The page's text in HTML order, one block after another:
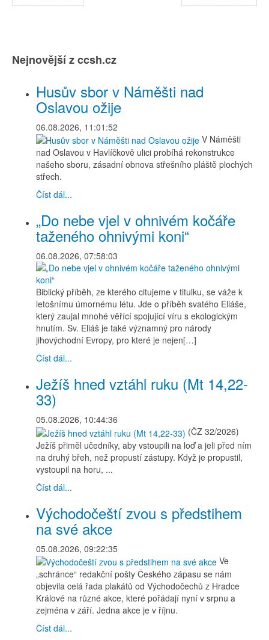
Nejnovější z ccsh.cz
Husův sbor v Náměšti nad
Oslavou ožije
06.08.2026, 11:01:52
V Náměšti
nad Oslavou v Havlíčkově ulici probíhá rekonstrukce
našeho sboru, zásadní obnova střešního pláště plochých
střech.
Číst dál...
„Do nebe vjel v ohnivém kočáře
taženého ohnivými koni“
06.08.2026, 07:58:03
Biblický příběh, ze kterého citujeme v titulku, se váže k
letošnímu úmornému létu. Jde o příběh svatého Eliáše,
který zaujal mnohé věřící spojující víru s ekologickým
hnutím. Sv. Eliáš je také významný pro národy
jihovýchodní Evropy, pro které je nejen[…]
Číst dál...
Ježíš hned vztáhl ruku (Mt 14,22-
33)
05.08.2026, 10:44:36
(ČZ 32/2026)
Ježíš přiměl učedníky, aby vstoupili na loď a jeli před ním
na druhý břeh, než propustí zástupy. Když je propustil,
vystoupil na horu, ...
Číst dál...
Východočeští zvou s předstihem
na své akce
05.08.2026, 09:22:35
Ve
„schránce“ redakční pošty Českého zápasu se nám
objevila celá řada plakátů od Východočechů z Hradce
Králové na různé akce, které pořádají nyní v srpnu a
zejména v září. Jedna akce je v říjnu.
Číst dál...